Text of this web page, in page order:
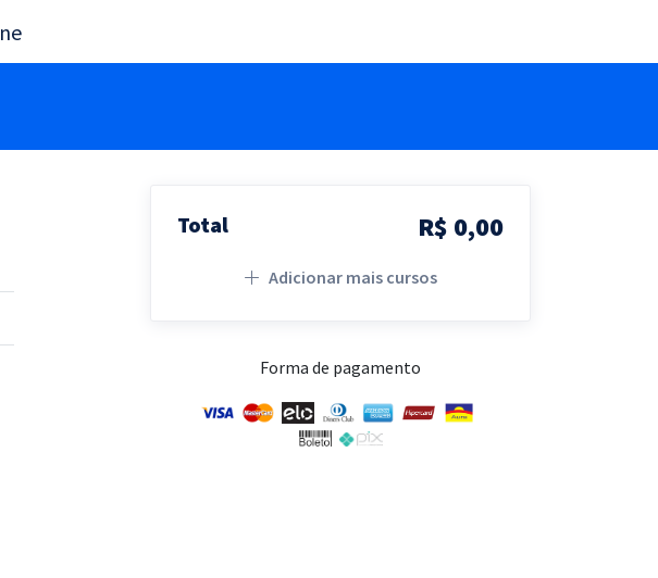
Total R$ 0,00
Adicionar mais cursos
Forma de pagamento